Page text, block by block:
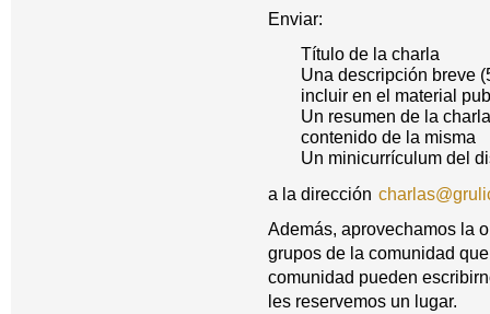
Enviar:
Título de la charla
Una descripción breve
incluir en el material
Un resumen de la
contenido de la misma
Un minicurrículum del
a la dirección
Además, aprovechamos la
grupos de la comunidad
comunidad pueden
les reservemos un lugar.